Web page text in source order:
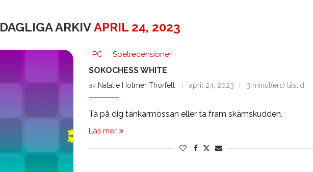
DAGLIGA ARKIVAPRIL 24, 2023
PC Spelrecensioner
SOKOCHESS WHITE
av Natalie Holmer Thorfelt april 24, 2023 3 minut(ers) lästid
Ta på dig tänkarmössan eller ta fram skämskudden.
Läs mer